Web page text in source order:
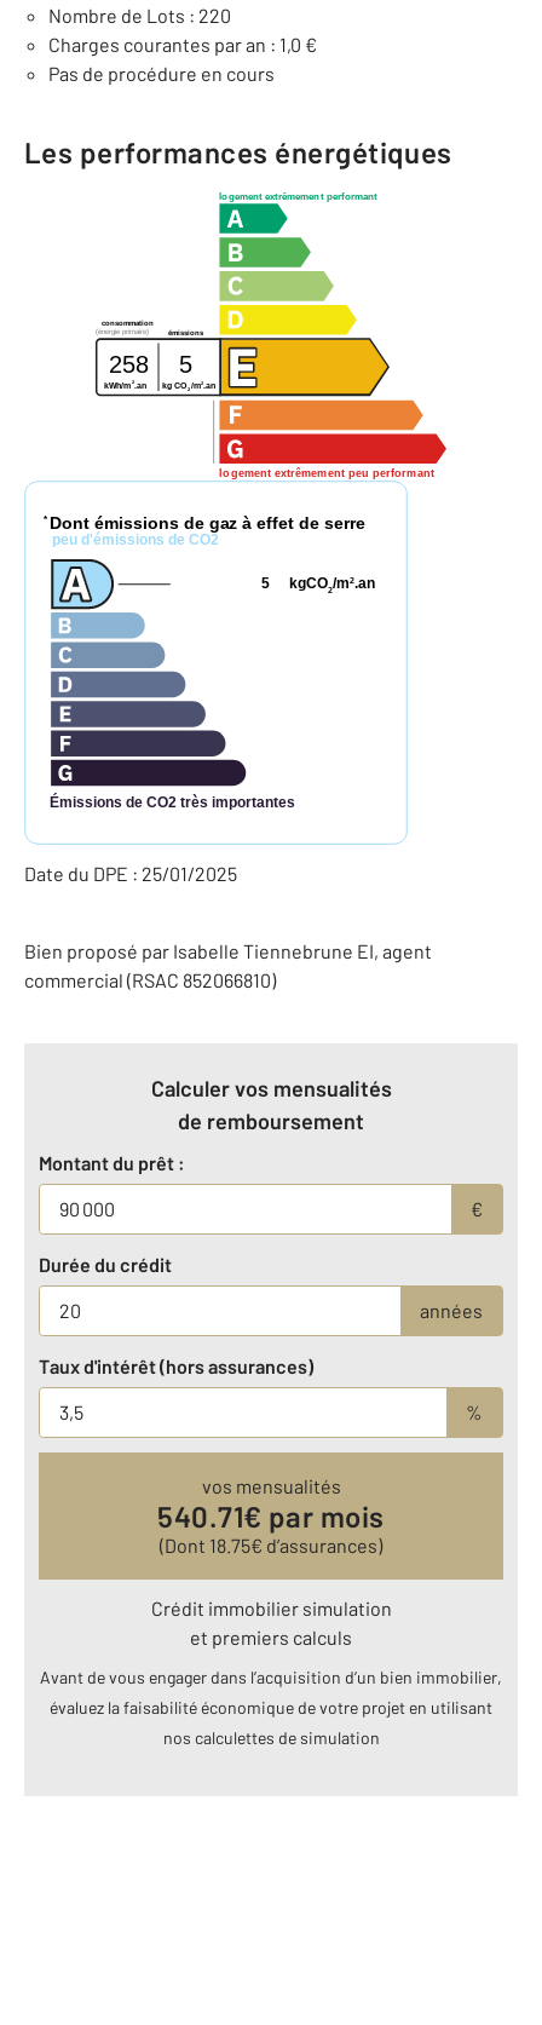
Nombre de Lots : 220
Charges courantes par an : 1,0 €
Pas de procédure en cours
Les performances énergétiques
logement extrêmement performant
logement extrêmement peu performant
consommation
émissions
(énergie primaire)
258 5
kWh/m2.an kg CO2/m2 .an
* Dont émissions de gaz à effet de serre
peu d'émissions de CO2
Émissions de CO2 très importantes
kgCO2/m2.an
5
Date du DPE : 25/01/2025
Bien proposé par Isabelle Tiennebrune EI, agent
commercial (RSAC 852066810)
Calculer vos mensualités
de remboursement
Montant du prêt :
€
Durée du crédit
années
Taux d'intérêt (hors assurances)
%
vos mensualités
540.71€ par mois
(Dont 18.75€ d’assurances)
Crédit immobilier simulation
et premiers calculs
Avant de vous engager dans l’acquisition d’un bien immobilier,
évaluez la faisabilité économique de votre projet en utilisant
nos calculettes de simulation